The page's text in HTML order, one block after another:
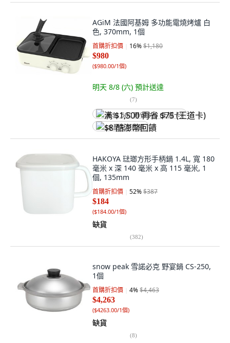
AGiM 法國阿基姆 多功能電燒烤爐 白
色, 370mm, 1個
首購折扣價 16%$1,180
$980
($980.00/1個)
明天 8/8 (六) 預計送達
(7)
满 $1,500 再省 $75 (王道卡)
$8 酷澎幣回饋
HAKOYA 琺瑯方形手柄鍋 1.4L, 寬 180
毫米 x 深 140 毫米 x 高 115 毫米, 1
個, 135mm
首購折扣價 52%$387
$184
($184.00/1個)
缺貨
(382)
snow peak 雪諾必克 野宴鍋 CS-250,
1個
首購折扣價 4%$4,463
$4,263
($4263.00/1個)
缺貨
(8)